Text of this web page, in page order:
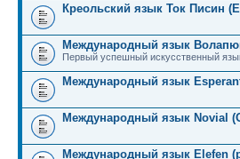
Креольский язык Ток Писин
Международный язык
Первый успешный искусственный
Международный язык
Международный язык Novial
Международный язык Elefen